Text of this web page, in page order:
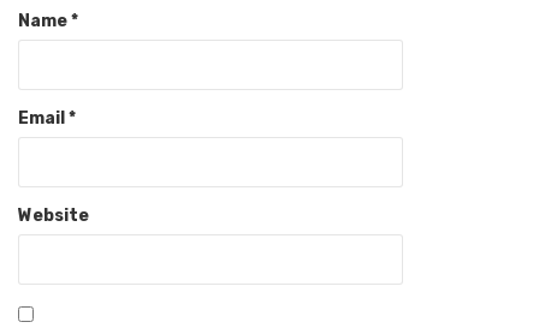
Name*
Email *
Website